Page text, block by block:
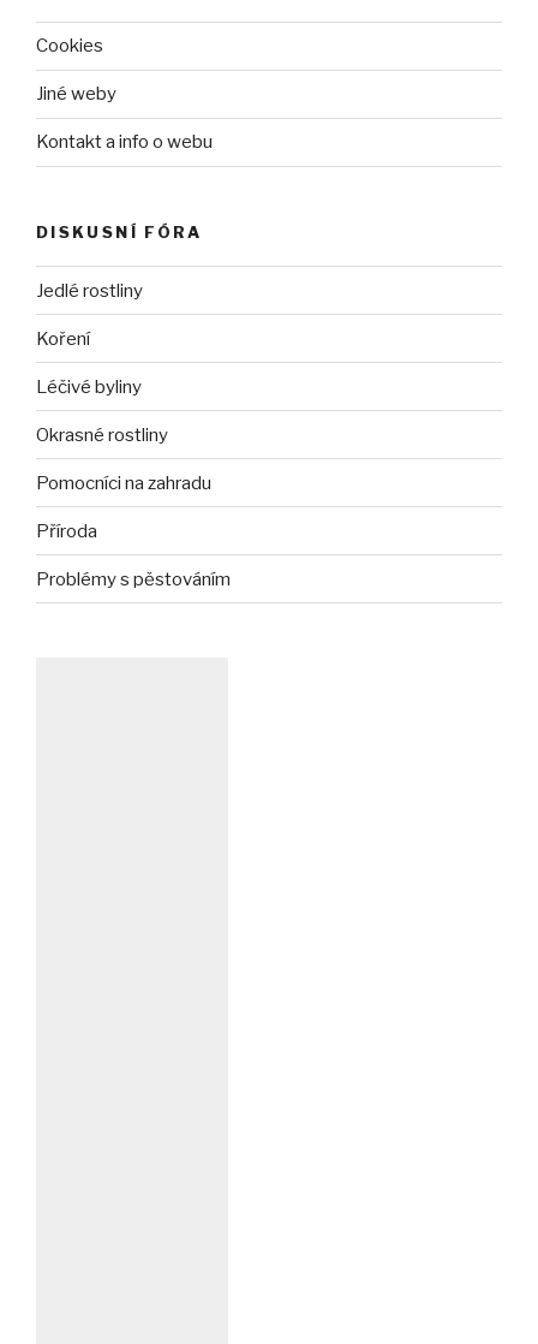
Cookies
Jiné weby
Kontakt a info o webu
DISKUSNÍ FÓRA
Jedlé rostliny
Koření
Léčivé byliny
Okrasné rostliny
Pomocníci na zahradu
Příroda
Problémy s pěstováním